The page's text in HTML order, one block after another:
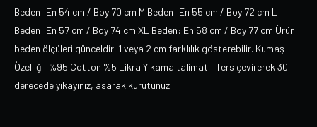
Beden: En 54 cm / Boy 70 cm M Beden: En 55 cm / Boy 72 cm L
Beden: En 57 cm / Boy 74 cm XL Beden: En 58 cm / Boy 77 cm Ürün
beden ölçüleri günceldir. 1 veya 2 cm farklılık gösterebilir. Kumaş
Özelliği: %95 Cotton %5 Likra Yıkama talimatı: Ters çevirerek 30
derecede yıkayınız, asarak kurutunuz